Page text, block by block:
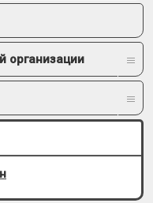
организации